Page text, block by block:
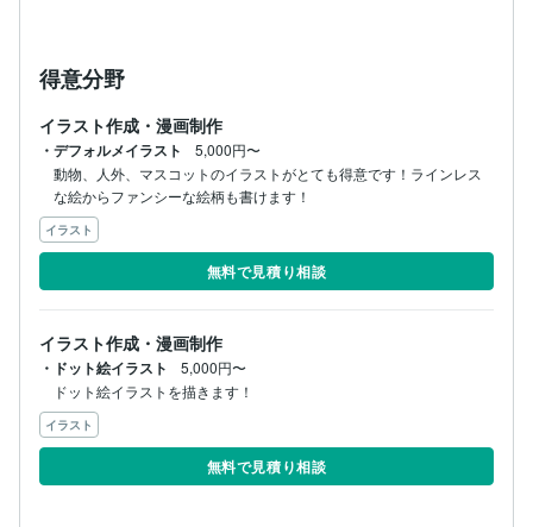
得意分野
イラスト作成・漫画制作
・デフォルメイラスト
5,000円〜
動物、人外、マスコットのイラストがとても得意です！ラインレス
な絵からファンシーな絵柄も書けます！
イラスト
無料で見積り相談
イラスト作成・漫画制作
・ドット絵イラスト
5,000円〜
ドット絵イラストを描きます！
イラスト
無料で見積り相談